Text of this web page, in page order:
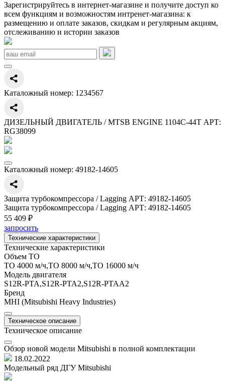
Зарегистрируйтесь в интернет-магазине и получите доступ ко
всем функциям и возможностям интренет-магазина: к
размещению и оплате заказов, скидкам и регулярным акциям,
отслеживанию и истории заказов
Каталожный номер: 1234567
ДИЗЕЛЬНЫЙ ДВИГАТЕЛЬ / MTSB ENGINE 1104C-44T АРТ:
RG38099
Каталожный номер: 49182-14605
Защита турбокомпрессора / Lagging АРТ: 49182-14605
Защита турбокомпрессора / Lagging АРТ: 49182-14605
55 409 ₽
запросить
Технические характеристики
Технические характеристики
Объем ТО
ТО 4000 м/ч,ТО 8000 м/ч,ТО 16000 м/ч
Модель двигателя
S12R-PTA,S12R-PTA2,S12R-PTAА2
Бренд
MHI (Mitsubishi Heavy Industries)
Техническое описание
Техническое описание
Обзор новой модели Mitsubishi в полной комплектации
18.02.2022
Модельный ряд ДГУ Mitsubishi